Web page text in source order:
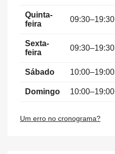
Quinta-
feira
09:30–19:30
Sexta-
feira
09:30–19:30
Sábado 10:00–19:00
Domingo 10:00–19:00
Um erro no cronograma?